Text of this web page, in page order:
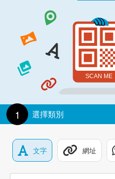
1 選擇類別
文字 網址